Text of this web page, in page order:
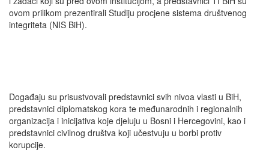
ovom prilikom prezentirali Studiju procjene sistema društvenog
integriteta (NIS BiH).
Događaju su prisustvovali predstavnici svih nivoa vlasti u BiH,
predstavnici diplomatskog kora te međunarodnih i regionalnih
organizacija i inicijativa koje djeluju u Bosni i Hercegovini, kao i
predstavnici civilnog društva koji učestvuju u borbi protiv
korupcije.